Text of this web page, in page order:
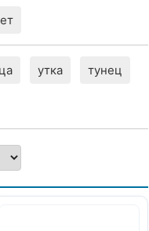
утка тунец